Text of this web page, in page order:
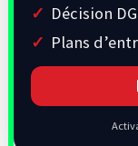
Décision
Plans